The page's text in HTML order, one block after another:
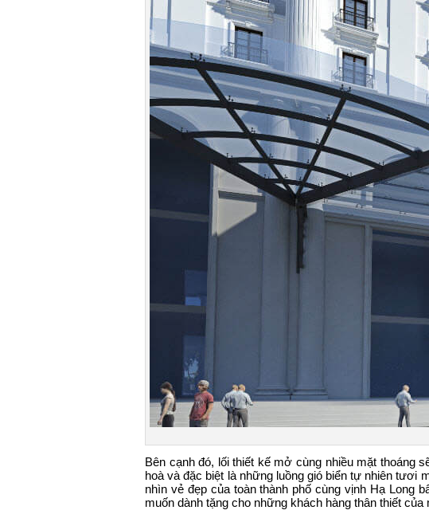
Bên cạnh đó, lối thiết kế mở cùng nhiều mặt thoáng
hoà và đặc biệt là những luồng gió biển tự nhiên tươi
nhìn vẻ đẹp của toàn thành phố cùng vịnh Hạ Long
muốn dành tặng cho những khách hàng thân thiết của